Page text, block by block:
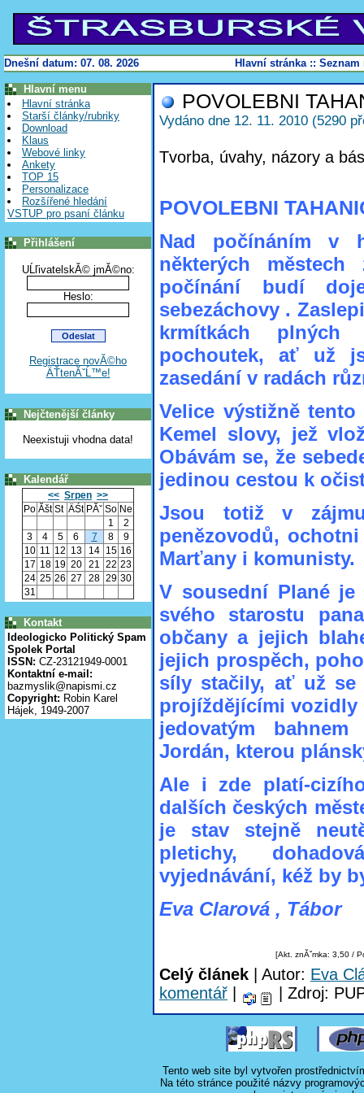
Dnešní datum: 07. 08. 2026 Hlavní stránka:: Seznam
Hlavní menu
Hlavní stránka
Starší články/rubriky
Download
Klaus
Webové linky
Ankety
TOP 15
Personalizace
Rozšířené hledání
VSTUP pro psaní článku
Přihlášení
UĹľivatelskĂ© jmĂ©no:
Heslo:
Registrace novĂ©ho
ÄŤtenĂˇĹ™e!
Nejčtenější články
Neexistuji vhodna data!
Kalendář
<< Srpen >>
Po Ăšt St ÄŚt PĂˇ So Ne
1
2
3
4 5 6 7 8
9
10 11 12 13 14 15 16
17 18 19 20 21 22 23
24 25 26 27 28 29 30
31
Kontakt
Ideologicko Politický Spam
Spolek Portal
ISSN: CZ-23121949-0001
Kontaktní e-mail:
bazmyslik@napismi.cz
Copyright: Robin Karel
Hájek, 1949-2007
POVOLEBNI
Vydáno dne 12. 11. 2010 (5290
Tvorba, úvahy, názory a
POVOLEBNI
Nad počínáním v
některých
počínání budí
sebezáchovy .
krmítkách plných
pochoutek, ať už
zasedání v radách
Velice výstižně
Kemel slovy, jež
Obávám se, že
jedinou cestou k
Jsou totiž v
penězovodů,
Marťany i komunisty.
V sousední Plané
svého starostu
občany a jejich
jejich prospěch,
síly stačily, ať už se
projíždějícími vozidly
jedovatým
Jordán, kterou
Ale i zde platí-
dalších českých
je stav stejně
pletichy,
vyjednávání, kéž by
Eva Clarová , Tábor
[Akt. znĂˇmka: 3,50 /
Celý článek | Autor: Eva
komentář
| Zdroj:
Tento web site byl vytvořen
Na této stránce použité názvy